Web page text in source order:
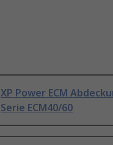
XP Power ECM
Serie ECM40/60